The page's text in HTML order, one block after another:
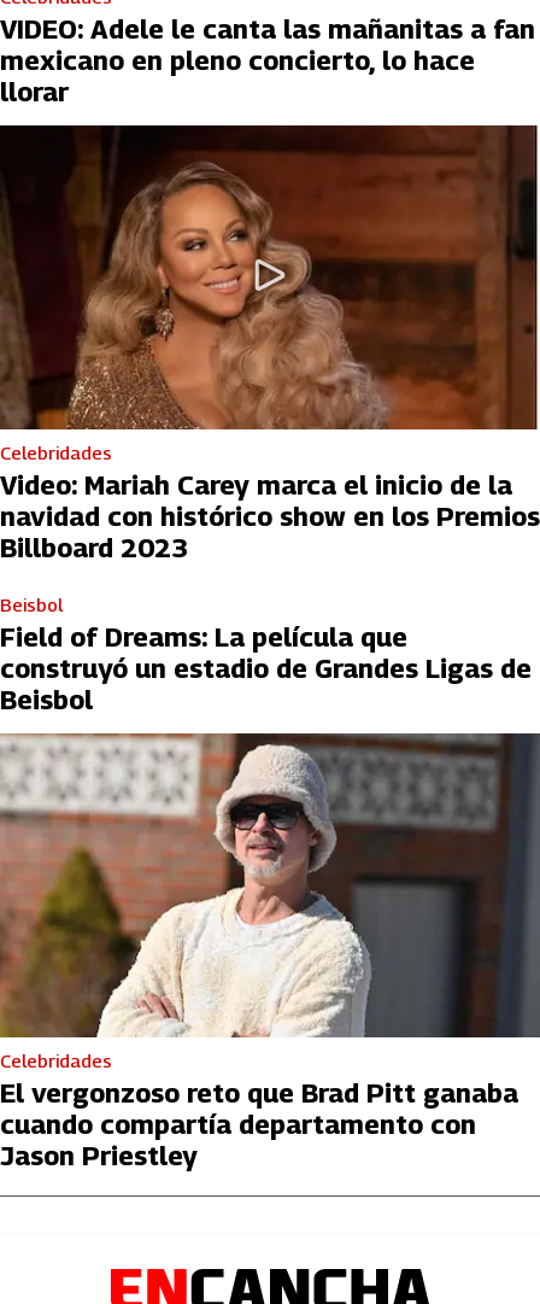
VIDEO: Adele le canta las mañanitas a fan
mexicano en pleno concierto, lo hace
llorar
Celebridades
Video: Mariah Carey marca el inicio de la
navidad con histórico show en los Premios
Billboard 2023
Beisbol
Field of Dreams: La película que
construyó un estadio de Grandes Ligas de
Beisbol
Celebridades
El vergonzoso reto que Brad Pitt ganaba
cuando compartía departamento con
Jason Priestley